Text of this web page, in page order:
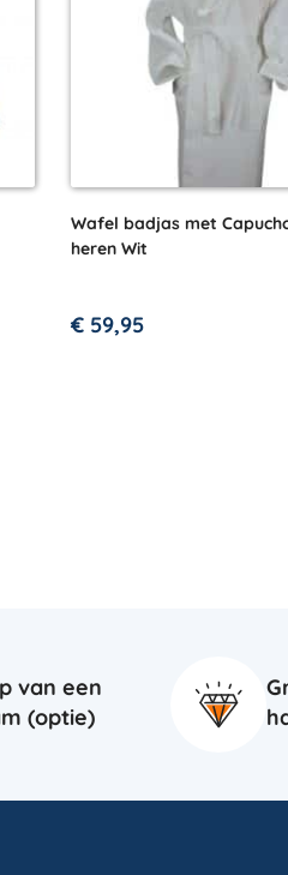
Wafel badjas met
heren Wit
€ 59,95
van een
(optie)